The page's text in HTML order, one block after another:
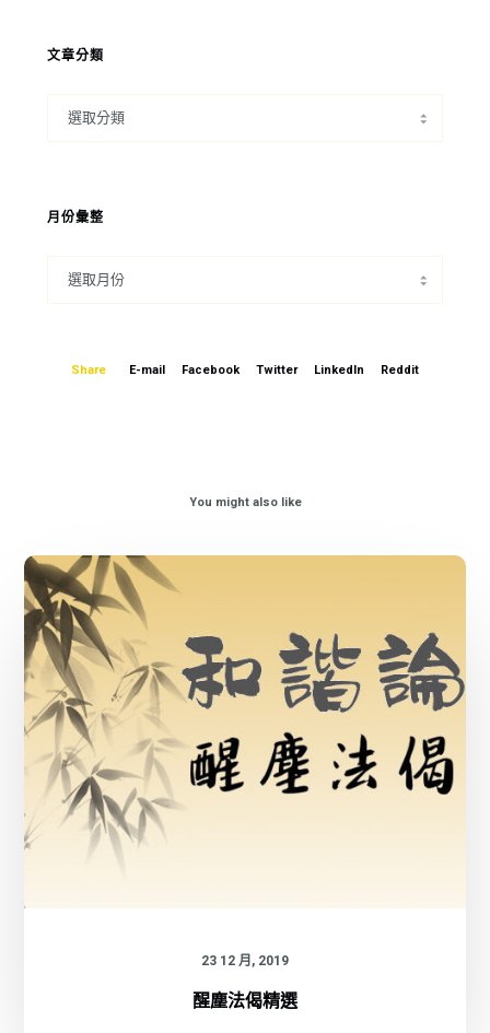
文章分類
月份彙整
Share E-mail Facebook Twitter LinkedIn Reddit
You might also like
23 12 月, 2019
醒塵法偈精選